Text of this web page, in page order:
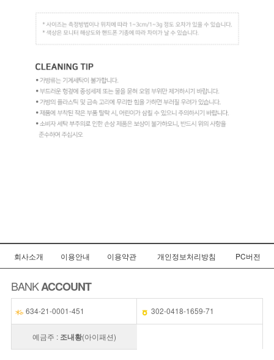
회사소개 이용안내 이용약관 개인정보처리방침 PC버전
BANKACCOUNT
634-21-0001-451 302-0418-1659-71
예금주 : 조내황(아이패션)